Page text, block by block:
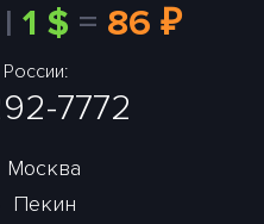
1 $ = 86 ₽
7772
Москва
Пекин